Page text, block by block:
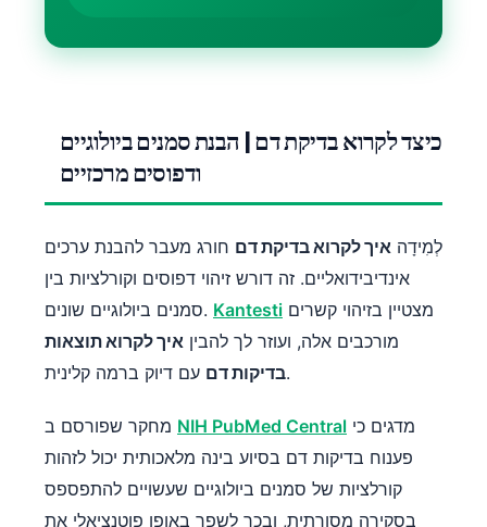
כיצד לקרוא בדיקת דם | הבנת סמנים ביולוגיים
ודפוסים מרכזיים
לְמִידָה איך לקרוא בדיקת דם חורג מעבר להבנת ערכים
אינדיבידואליים. זה דורש זיהוי דפוסים וקורלציות בין
סמנים ביולוגיים שונים. Kantesti
מורכבים אלה, ועוזר לך להבין איך לקרוא תוצאות
בדיקות דםעם דיוק ברמה קלינית.
NIH PubMed Central
פענוח בדיקות דם בסיוע בינה מלאכותית יכול לזהות
קורלציות של סמנים ביולוגיים שעשויים להתפספס
בסקירה מסורתית, ובכך לשפר באופן פוטנציאלי את